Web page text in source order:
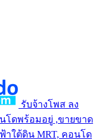
รับจ้างโพส ลง
โดพร้อมอยู่ ,ขายขาด
าใต้ดิน MRT, คอนโด